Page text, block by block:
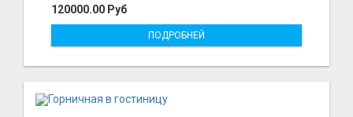
120000.00 Руб
ПОДРОБНЕЙ